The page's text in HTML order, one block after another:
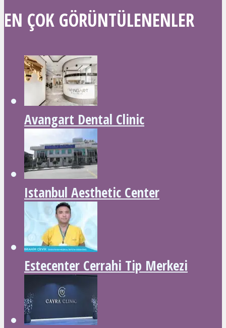
EN ÇOK GÖRÜNTÜLENENLER
Avangart Dental Clinic
Istanbul Aesthetic Center
Estecenter Cerrahi Tip Merkezi